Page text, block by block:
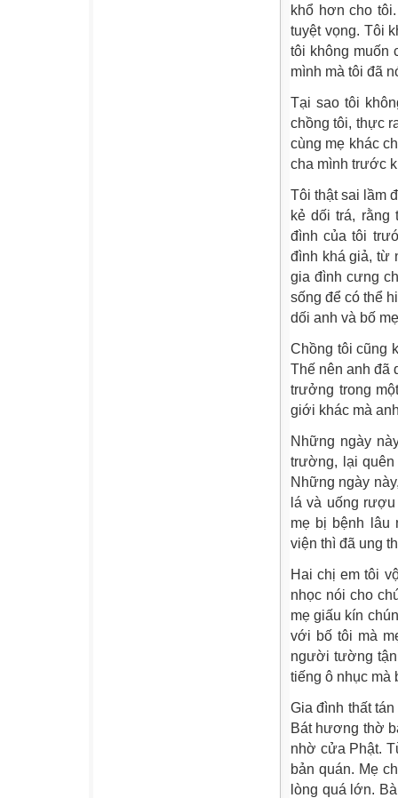
khổ hơn cho
tuyệt vọng. Tôi
tôi không muốn
mình mà tôi đã
Tại sao tôi
chồng tôi, thực
cùng mẹ khác
cha mình trước
Tôi thật sai lầm
kẻ dối trá, rằng
đình của tôi
đình khá giả, từ
gia đình cưng
sống để có thể
dối anh và bố
Chồng tôi cũng
Thế nên anh đã
trưởng trong
giới khác mà
Những ngày
trường, lại
Những ngày
lá và uống
mẹ bị bệnh lâu
viện thì đã ung
Hai chị em tôi
nhọc nói cho
mẹ giấu kín
với bố tôi mà
người tường
tiếng ô nhục mà
Gia đình thất
Bát hương thờ
nhờ cửa Phật.
bản quán. Mẹ
lòng quá lớn.